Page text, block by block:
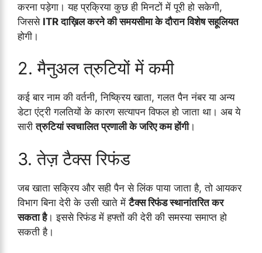
करना पड़ेगा। यह प्रक्रिया कुछ ही मिनटों में पूरी हो सकेगी,
जिससे ITR दाख़िल करने की समयसीमा के दौरान विशेष सहूलियत
होगी।
2. मैनुअल त्रुटियों में कमी
कई बार नाम की वर्तनी, निष्क्रिय खाता, गलत पैन नंबर या अन्य
डेटा एंट्री गलतियों के कारण सत्यापन विफल हो जाता था। अब ये
सारीत्रुटियां स्वचालित प्रणाली के जरिए कम होंगी।
3. तेज़ टैक्स रिफंड
जब खाता सक्रिय और सही पैन से लिंक पाया जाता है, तो आयकर
विभाग बिना देरी के उसी खाते मेंटैक्स रिफंड स्थानांतरित कर
सकता है। इससे रिफंड में हफ्तों की देरी की समस्या समाप्त हो
सकती है।